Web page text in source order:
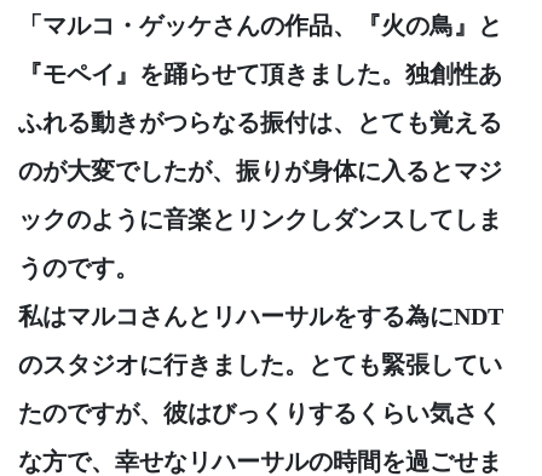
「マルコ・ゲッケさんの作品、『火の鳥』と
『モペイ』を踊らせて頂きました。独創性あ
ふれる動きがつらなる振付は、とても覚える
のが大変でしたが、振りが身体に入るとマジ
ックのように音楽とリンクしダンスしてしま
うのです。
私はマルコさんとリハーサルをする為にNDT
のスタジオに行きました。とても緊張してい
たのですが、彼はびっくりするくらい気さく
な方で、幸せなリハーサルの時間を過ごせま